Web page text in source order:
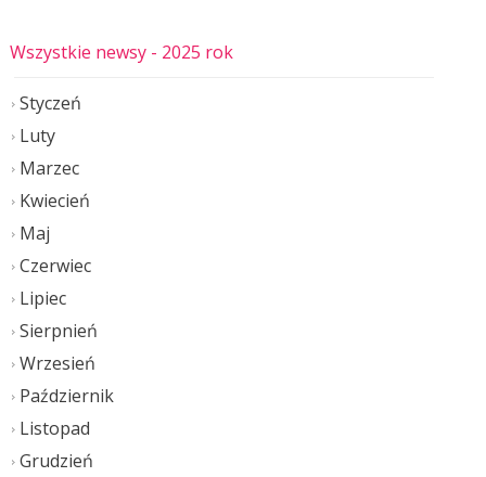
Wszystkie newsy - 2025 rok
Styczeń
Luty
Marzec
Kwiecień
Maj
Czerwiec
Lipiec
Sierpnień
Wrzesień
Październik
Listopad
Grudzień